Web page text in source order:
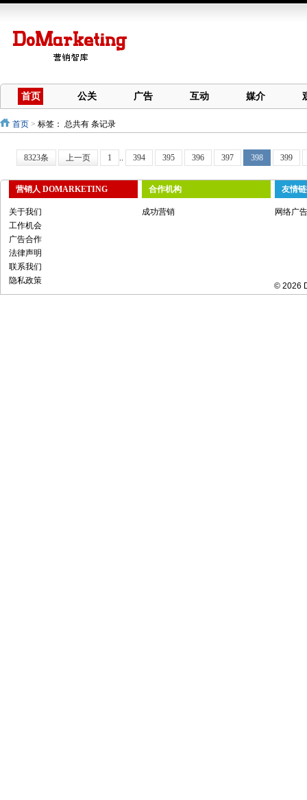
首页 公关 广告 互动 媒介
首页 > 标签： 总共有 条记录
8323条 上一页 1 .. 394 395 396 397 398 399
营销人 DOMARKETING
关于我们
工作机会
广告合作
法律声明
联系我们
隐私政策
合作机构
成功营销
友情
网络广
© 2026